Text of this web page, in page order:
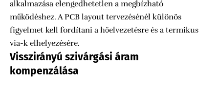
alkalmazása elengedhetetlen a megbízható
működéshez. A PCB layout tervezésénél különös
figyelmet kell fordítani a hőelvezetésre és a termikus
via-k elhelyezésére.
Visszirányú szivárgási áram
kompenzálása